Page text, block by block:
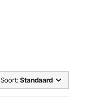
Soort: Standaard